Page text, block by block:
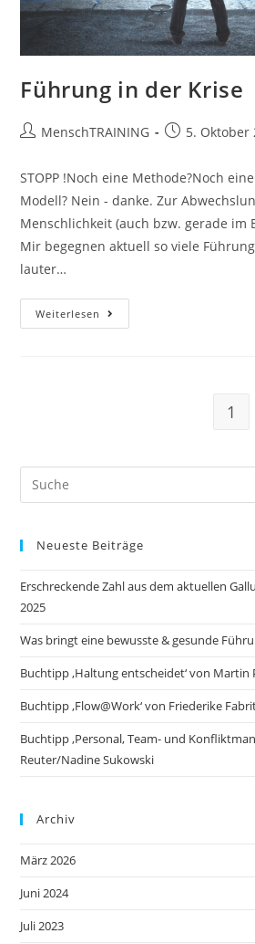
Führung in der Krise
Beitrags-
MenschTRAINING
Beitrag5. Oktober
STOPP !Noch eine Methode?Noch
Modell? Nein - danke. Zur
Menschlichkeit (auch bzw. gerade im
Mir begegnen aktuell so viele
lauter…
Weiterlesen Führung
In
1
Search
this
Neueste Beiträge
Erschreckende Zahl aus dem aktuellen
2025
Was bringt eine bewusste & gesunde
Buchtipp ‚Haltung entscheidet‘ von Martin
Buchtipp ‚Flow@Work‘ von Friederike
Buchtipp ‚Personal, Team- und
Reuter/Nadine Sukowski
Archiv
März 2026
Juni 2024
Juli 2023